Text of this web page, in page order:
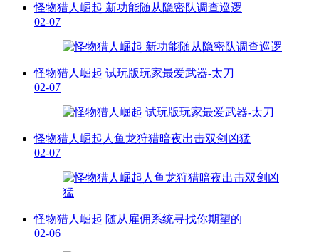
怪物猎人崛起 新功能随从隐密队调查巡逻
02-07
怪物猎人崛起 试玩版玩家最爱武器-太刀
02-07
怪物猎人崛起人鱼龙狩猎暗夜出击双剑凶猛
02-07
怪物猎人崛起 随从雇佣系统寻找你期望的
02-06